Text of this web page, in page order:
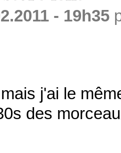
- 19h35
j'ai le
des